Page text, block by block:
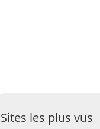
Sites les plus vus